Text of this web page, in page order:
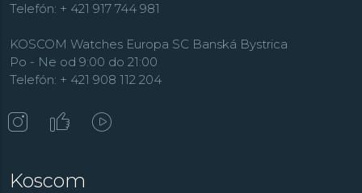
Telefón: + 421 917 744 981
KOSCOM Watches Europa SC Banská Bystrica
Po - Ne od 9:00 do 21:00
Telefón: + 421 908 112 204
Koscom